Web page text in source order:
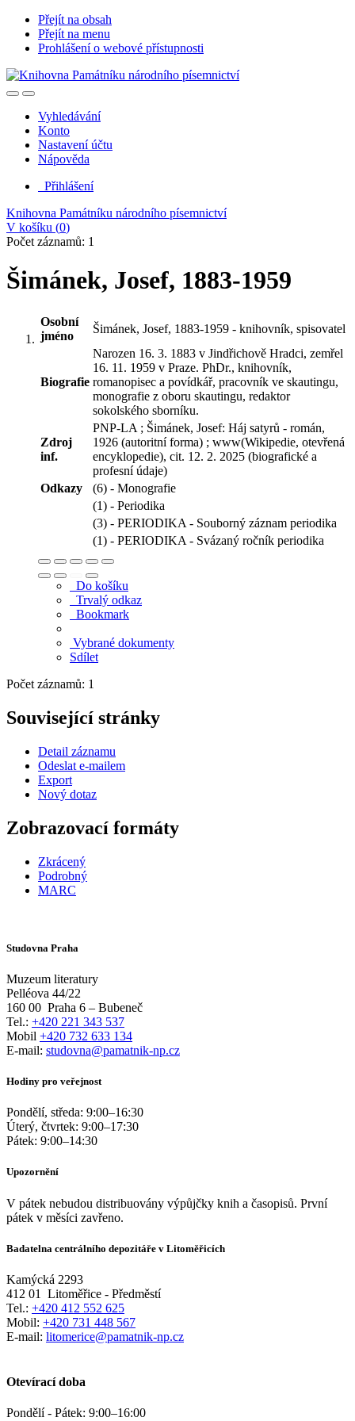
Přejít na obsah
Přejít na menu
Prohlášení o webové přístupnosti
Vyhledávání
Konto
Nastavení účtu
Nápověda
Přihlášení
Knihovna Památníku národního písemnictví
V košíku (0)
Počet záznamů: 1
Šimánek, Josef, 1883-1959
Osobní
jméno
Šimánek, Josef, 1883-1959 - knihovník, spisovatel
Biografie
Narozen 16. 3. 1883 v Jindřichově Hradci, zemřel
16. 11. 1959 v Praze. PhDr., knihovník,
romanopisec a povídkář, pracovník ve skautingu,
monografie z oboru skautingu, redaktor
sokolského sborníku.
Zdroj
inf.
PNP-LA ; Šimánek, Josef: Háj satyrů - román,
1926 (autoritní forma) ; www(Wikipedie, otevřená
encyklopedie), cit. 12. 2. 2025 (biografické a
profesní údaje)
Odkazy
(6) - Monografie
(1) - Periodika
(3) - PERIODIKA - Souborný záznam periodika
(1) - PERIODIKA - Svázaný ročník periodika
Do košíku
Trvalý odkaz
Bookmark
Vybrané dokumenty
Sdílet
Počet záznamů: 1
Související stránky
Detail záznamu
Odeslat e-mailem
Export
Nový dotaz
Zobrazovací formáty
Zkrácený
Podrobný
MARC
Studovna Praha
Muzeum literatury
Pelléova 44/22
160 00 Praha 6 – Bubeneč
Tel.: +420 221 343 537
Mobil +420 732 633 134
E-mail: studovna@pamatnik-np.cz
Hodiny pro veřejnost
Pondělí, středa: 9:00–16:30
Úterý, čtvrtek: 9:00–17:30
Pátek: 9:00–14:30
Upozornění
V pátek nebudou distribuovány výpůjčky knih a časopisů. První
pátek v měsíci zavřeno.
Badatelna centrálního depozitáře v Litoměřicích
Kamýcká 2293
412 01
Litoměřice - Předměstí
Tel.: +420 412 552 625
Mobil: +420 731 448 567
E-mail: litomerice@pamatnik-np.cz
Otevírací doba
Pondělí - Pátek: 9:00–16:00